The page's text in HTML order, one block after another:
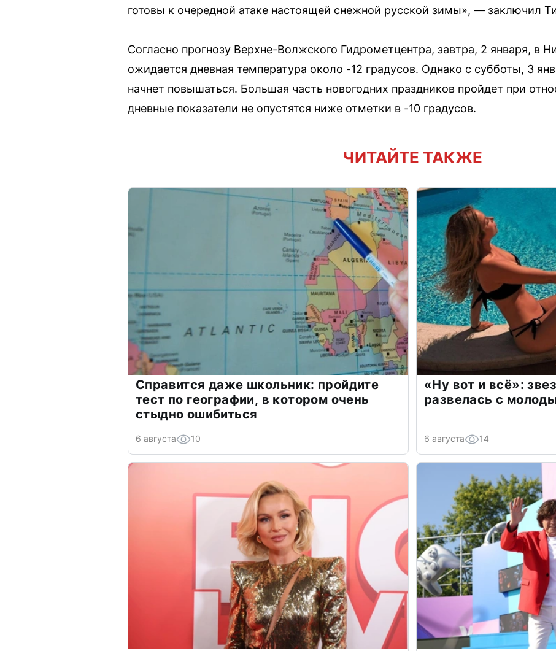
готовы к очередной атаке настоящей снежной русской зимы», — заключил
Согласно прогнозу Верхне-Волжского Гидрометцентра, завтра, 2 января, в
ожидается дневная температура около -12 градусов. Однако с субботы, 3
начнет повышаться. Большая часть новогодних праздников пройдет при
дневные показатели не опустятся ниже отметки в -10 градусов.
ЧИТАЙТЕ ТАКЖЕ
Справится даже школьник: пройдите
тест по географии, в котором очень
стыдно ошибиться
6 августа 10
«Ну вот и всё»:
развелась с
6 августа 14